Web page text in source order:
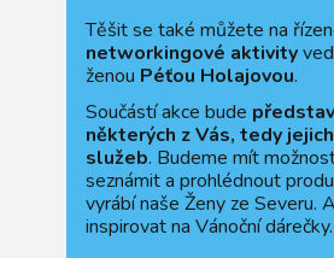
Těšit se také můžete na
networkingové aktivity
ženou Péťou Holajovou.
Součástí akce bude
některých z Vás, tedy
služeb. Budeme mít
seznámit a prohlédnout
vyrábí naše Ženy ze Severu.
inspirovat na Vánoční dárečky.